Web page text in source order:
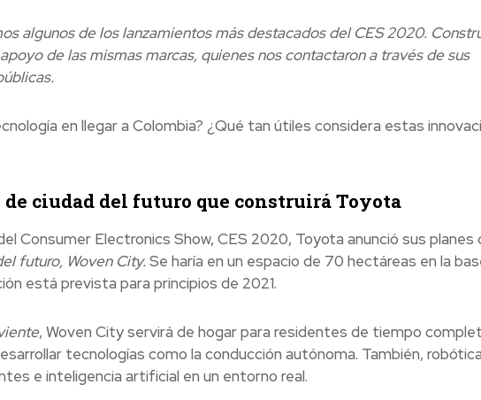
algunos de los lanzamientos más destacados del CES 2020.
de las mismas marcas, quienes nos contactaron a través de sus
en llegar a Colombia? ¿Qué tan útiles considera estas
ciudad del futuro que construirá Toyota
Consumer Electronics Show, CES 2020, Toyota anunció sus planes
futuro, Woven City.Se haría en un espacio de 70 hectáreas en la
está prevista para principios de 2021.
, Woven City servirá de hogar para residentes de tiempo
tecnologías como la conducción autónoma. También,
e inteligencia artificial en un entorno real.